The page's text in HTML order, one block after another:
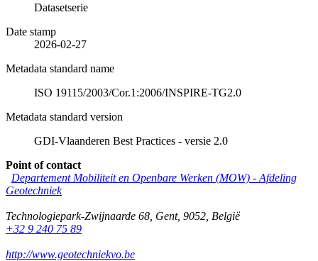
Datasetserie
Date stamp
2026-02-27
Metadata standard name
ISO 19115/2003/Cor.1:2006/INSPIRE-TG2.0
Metadata standard version
GDI-Vlaanderen Best Practices - versie 2.0
Point of contact
Departement Mobiliteit en Openbare Werken (MOW) - Afdeling
Geotechniek
Technologiepark-Zwijnaarde 68 Gent, 9052 België
+32 9 240 75 89
http://www.geotechniekvo.be